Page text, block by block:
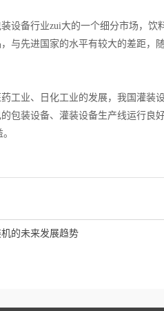
备行业zui大的一个细分市场，饮
与先进国家的水平有较大的差距，
业、日化工业的发展，我国灌装
包装设备、灌装设备生产线运行良
的未来发展趋势